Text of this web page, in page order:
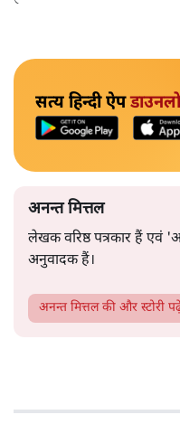
सत्य हिन्दी ऐप
अनन्त मित्तल
लेखक वरिष्ठ पत्रकार हैं एवं
अनुवादक हैं।
अनन्त मित्तलकी और स्टोरी